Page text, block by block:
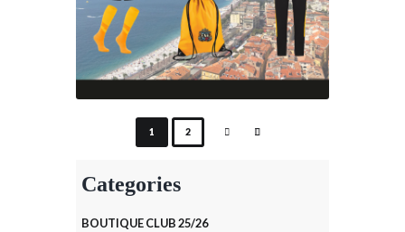
1 2
Categories
BOUTIQUE CLUB 25/26